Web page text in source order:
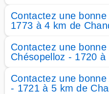
Contactez une
1773 à 4 km de
Contactez une
Chésopelloz - 1720
Contactez une
- 1721 à 5 km de